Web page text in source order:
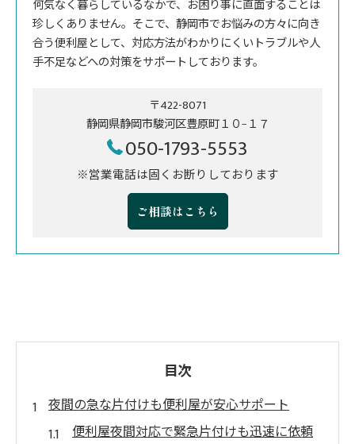
何気なく暮らしているなかで、お困り事に直面することは
珍しくありません。そこで、静岡市でお悩みの方々に向き
合う便利屋として、対応方法がわかりにくいトラブルや人
手不足などへの対策をサポートしております。
〒422-8071
静岡県静岡市駿河区豊原町１０−１７
050-1793-5553
※営業電話は固くお断りしております
ご相談はこちら
目次
夜間の急な片付けも便利屋が安心サポート
便利屋夜間対応で緊急片付けも迅速に依頼